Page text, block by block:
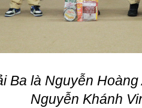
Ba là Nguyễn
Nguyễn Khánh